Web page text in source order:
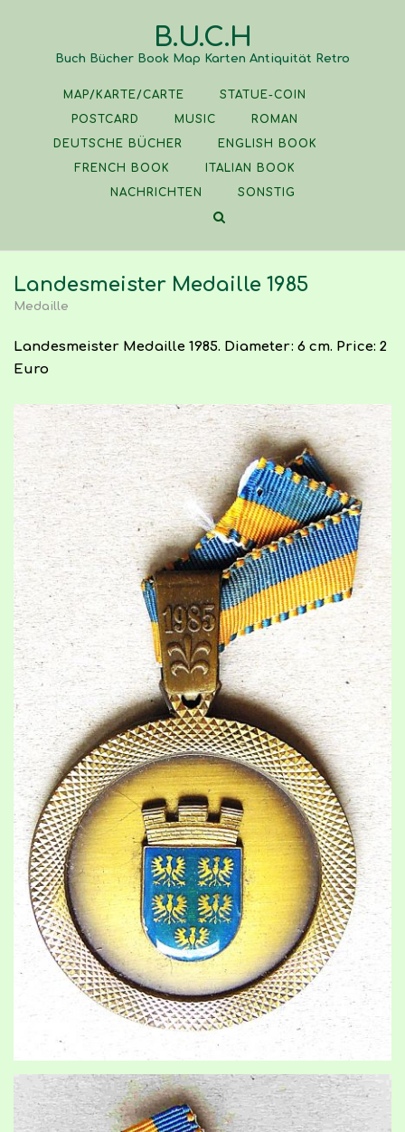
B.U.C.H
Buch Bücher Book Map Karten Antiquität Retro
MAP/KARTE/CARTE
STATUE-COIN
POSTCARD
MUSIC
ROMAN
DEUTSCHE BÜCHER
ENGLISH BOOK
FRENCH BOOK
ITALIAN BOOK
NACHRICHTEN
SONSTIG
Landesmeister Medaille 1985
Medaille
Landesmeister Medaille 1985. Diameter: 6 cm. Price: 2
Euro